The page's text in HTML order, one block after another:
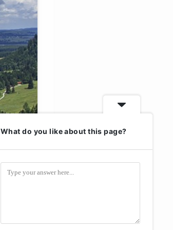
What do you like about this page?